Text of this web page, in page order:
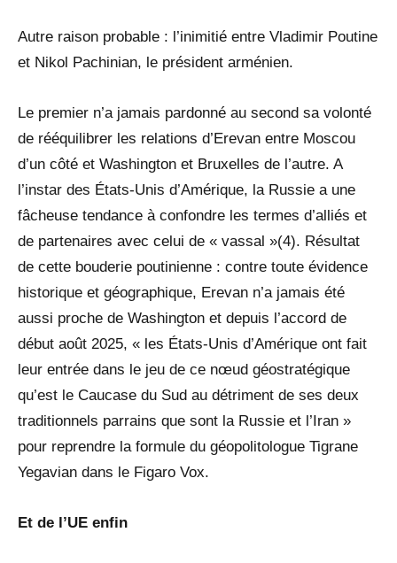
Autre raison probable : l’inimitié entre Vladimir Poutine
et Nikol Pachinian, le président arménien.
Le premier n’a jamais pardonné au second sa volonté
de rééquilibrer les relations d’Erevan entre Moscou
d’un côté et Washington et Bruxelles de l’autre. A
l’instar des États-Unis d’Amérique, la Russie a une
fâcheuse tendance à confondre les termes d’alliés et
de partenaires avec celui de « vassal »(4). Résultat
de cette bouderie poutinienne : contre toute évidence
historique et géographique, Erevan n’a jamais été
aussi proche de Washington et depuis l’accord de
début août 2025, « les États-Unis d’Amérique ont fait
leur entrée dans le jeu de ce nœud géostratégique
qu’est le Caucase du Sud au détriment de ses deux
traditionnels parrains que sont la Russie et l’Iran »
pour reprendre la formule du géopolitologue Tigrane
Yegavian dans le Figaro Vox.
Et de l’UE enfin